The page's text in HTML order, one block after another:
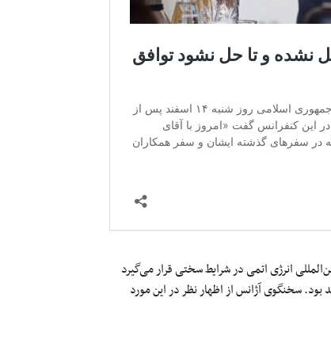
انرژی اتمی در شرایط سختی قرار می‌گیرد
بود. سخنگوی آژانس از اظهار نظر در این مورد